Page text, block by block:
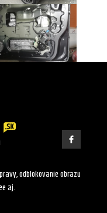
odblokovanie obrazu
aj.